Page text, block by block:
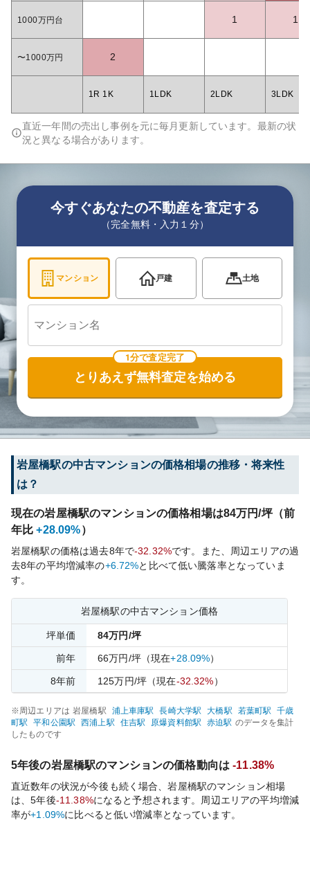
1000万円台 1 1
〜1000万円 2
1R 1K 1LDK 2LDK 3LDK
直近一年間の売出し事例を元に毎月更新しています。最新の状
況と異なる場合があります。
今すぐあなたの不動産を査定する
（完全無料・入力１分）
マンション 戸建 土地
1分で査定完了
とりあえず無料査定を始める
岩屋橋駅の中古マンションの価格相場の推移・将来性
は？
現在の岩屋橋駅のマンションの価格相場は84万円/坪（前
年比 +28.09%）
岩屋橋駅の価格は過去8年で-32.32%です。
また、周辺エリアの過
去8年の平均増減率の+6.72%と比べて低い騰落率となっていま
す。
岩屋橋駅の中古マンション価格
坪単価 84万円/坪
前年 66万円/坪（現在+28.09%）
8年前 125万円/坪 （現在-32.32%）
※周辺エリアは 岩屋橋駅 浦上車庫駅 長崎大学駅 大橋駅 若葉町駅
千歳
町駅 平和公園駅 西浦上駅 住吉駅 原爆資料館駅 赤迫駅 のデータを集計
したものです
5年後の岩屋橋駅のマンションの価格動向は -11.38%
直近数年の状況が今後も続く場合、岩屋橋駅のマンション相場
は、5年後-11.38%になると予想されます。周辺エリアの平均増減
率が+1.09%に比べると低い増減率となっています。